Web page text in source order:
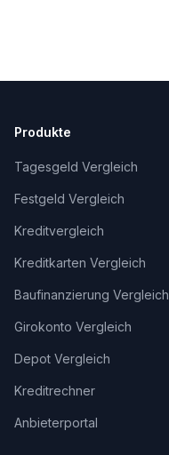
Produkte
Tagesgeld Vergleich
Festgeld Vergleich
Kreditvergleich
Kreditkarten Vergleich
Baufinanzierung Vergleich
Girokonto Vergleich
Depot Vergleich
Kreditrechner
Anbieterportal